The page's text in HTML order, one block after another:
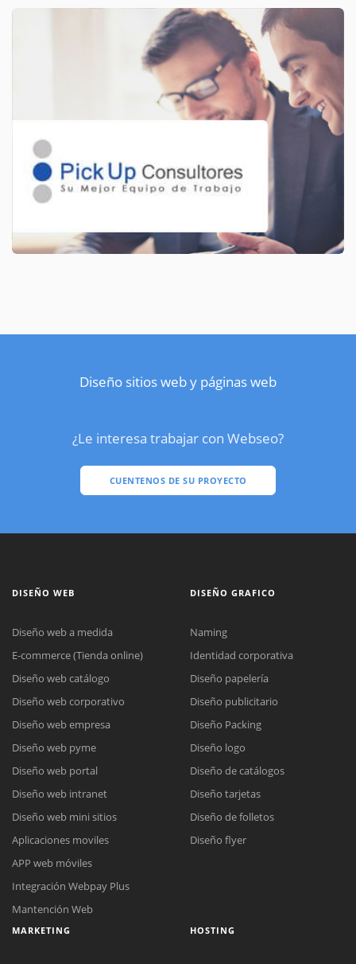
Diseño sitios web y páginas web
¿Le interesa trabajar con Webseo?
CUENTENOS DE SU PROYECTO
Reunión online
Nuestros ejecutivos le enviarán un correo electrónico con el enlace a
Complete el formulario y nos contactaremos a la brevedad.
Chat Online
para enviarnos un correo electrónico con sus datos personales.
DISEÑO WEB
Diseño web a medida
E-commerce (Tienda online)
Diseño web catálogo
Diseño web corporativo
Diseño web empresa
Diseño web pyme
Diseño web portal
Diseño web intranet
Diseño web mini sitios
Aplicaciones moviles
APP web móviles
Integración Webpay Plus
Mantención Web
DISEÑO GRAFICO
Naming
Identidad corporativa
Diseño papelería
Diseño publicitario
Diseño Packing
Diseño logo
Diseño de catálogos
Diseño tarjetas
Diseño de folletos
Diseño flyer
MARKETING HOSTING